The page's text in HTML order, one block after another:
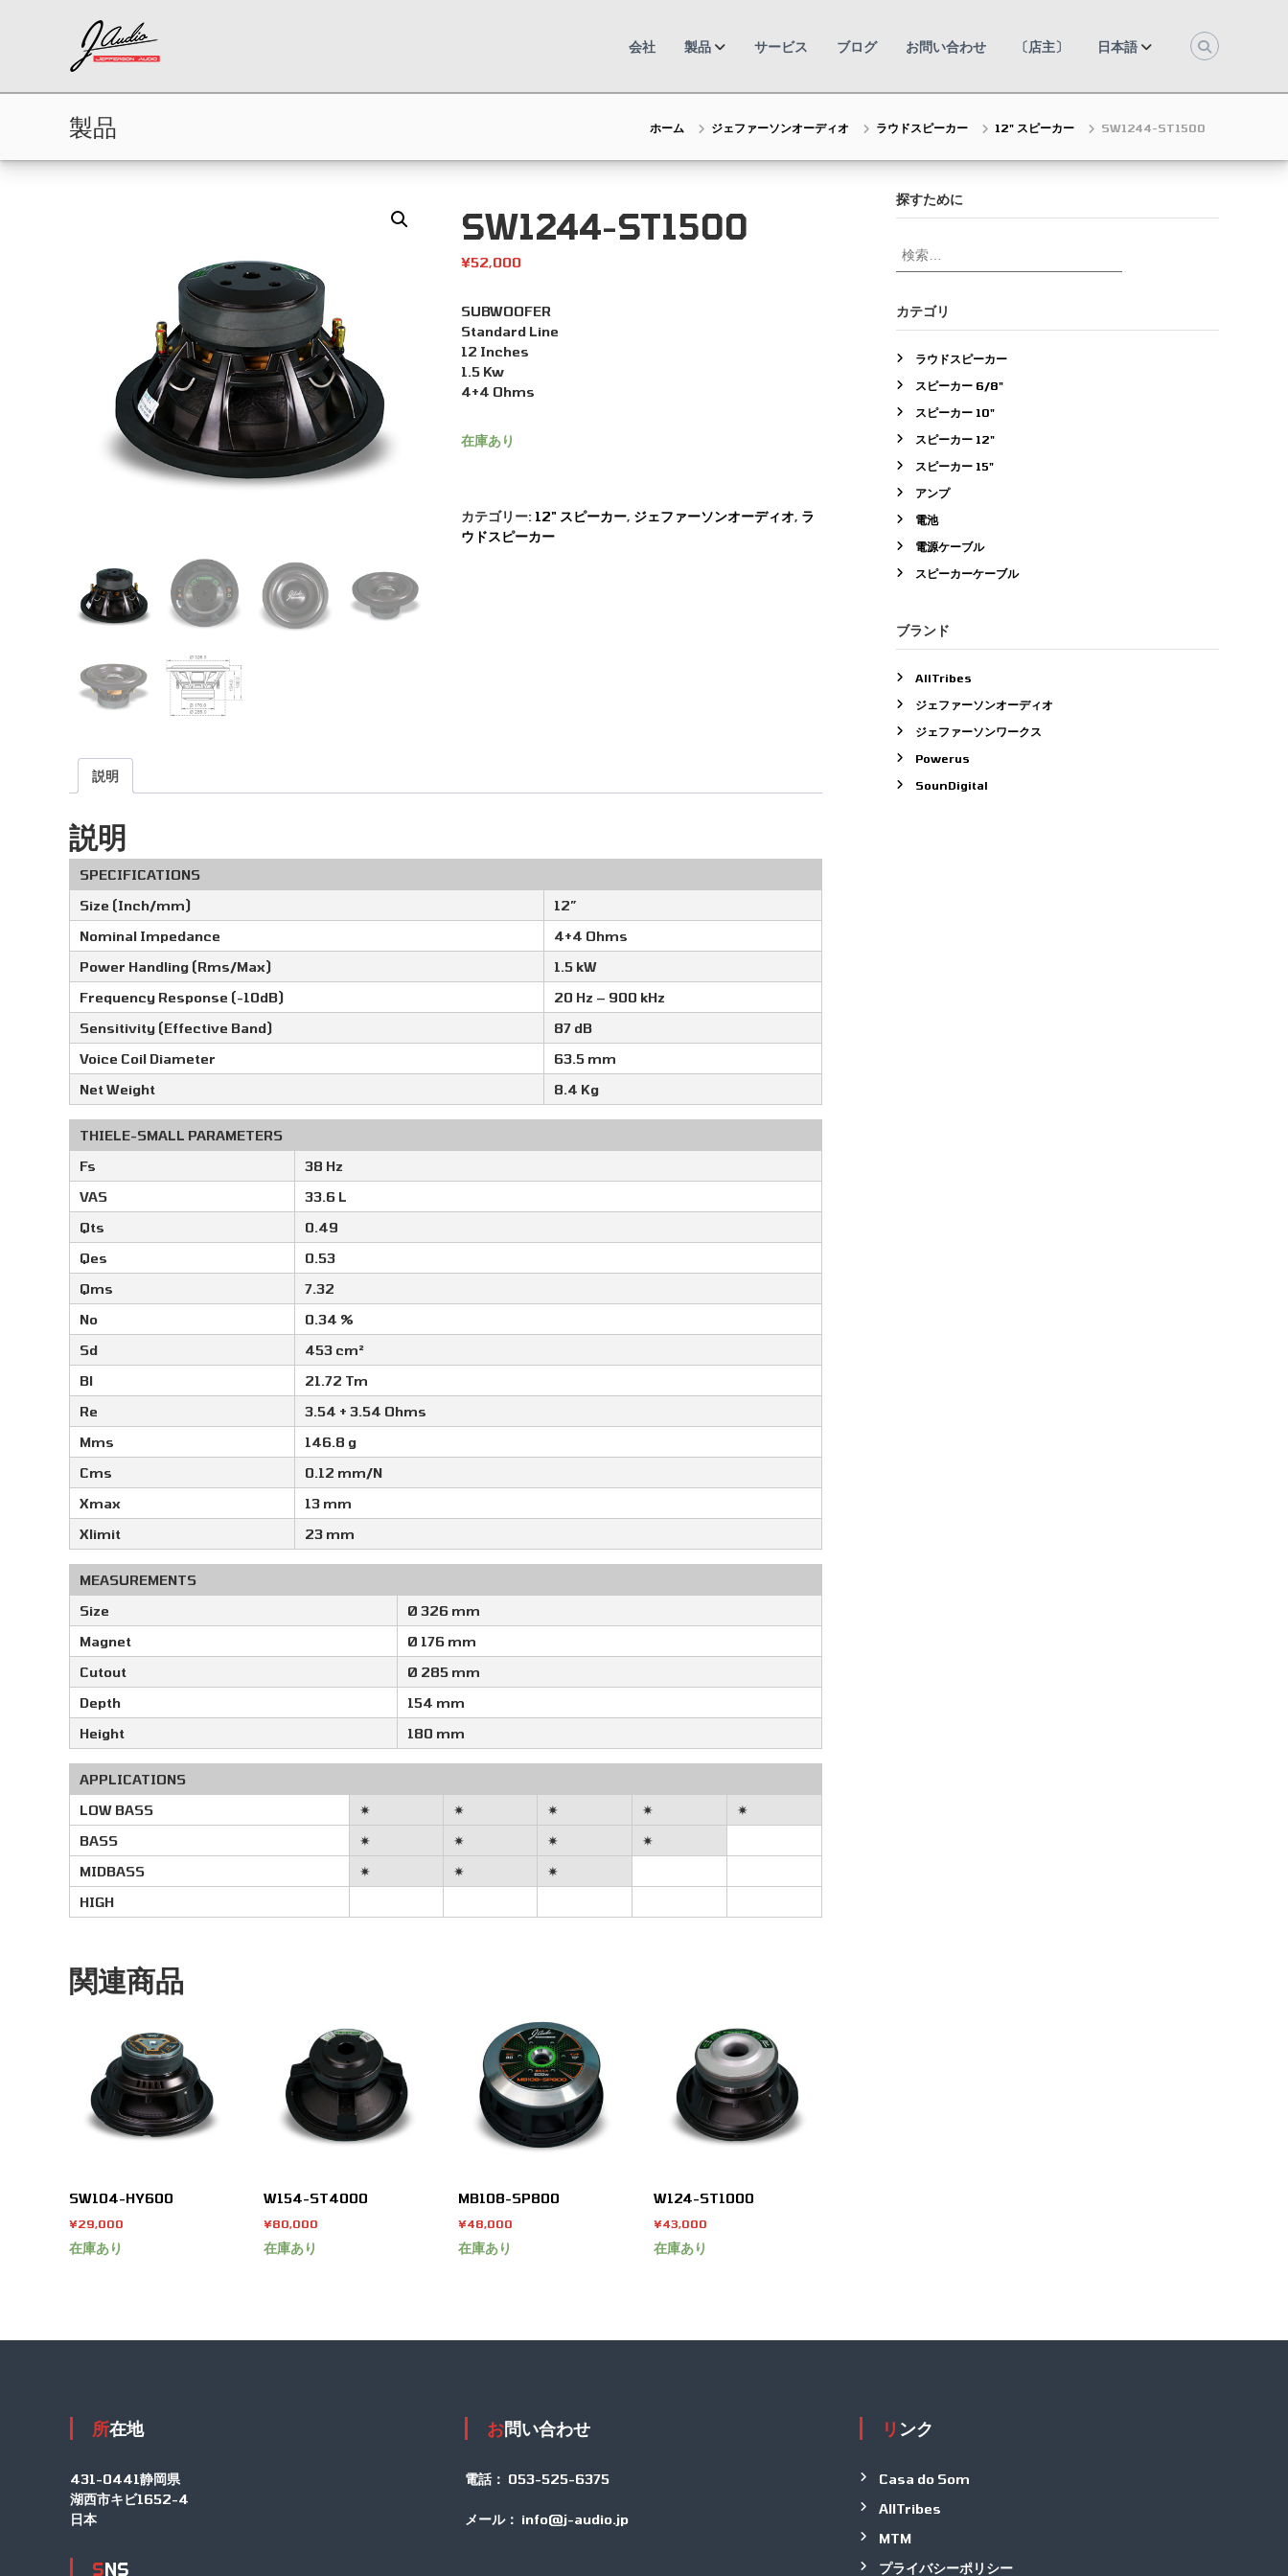
ツ
ッ
e
a
r
A
u
d
i
o
会社 製品 サービス ブログ お問い合わせ 〔店主〕 日本語
製品 ホーム ジェファーソンオーディオ ラウドスピーカー 12" スピーカー SW1244-ST1500
SW1244-ST1500
¥52,000
SUBWOOFER
Standard Line
12 Inches
1.5 Kw
4+4 Ohms
在庫あり
カテゴリー: 12" スピーカー, ジェファーソンオーディオ, ラ
ウドスピーカー
説明
説明
SPECIFICATIONS
Size (Inch/mm)
12″
Nominal Impedance
4+4 Ohms
Power Handling (Rms/Max)
1.5 kW
Frequency Response (-10dB)
20 Hz – 900 kHz
Sensitivity (Effective Band)
87 dB
Voice Coil Diameter
63.5 mm
Net Weight
8.4 Kg
THIELE-SMALL PARAMETERS
Fs
38 Hz
VAS
33.6 L
Qts
0.49
Qes
0.53
Qms
7.32
No
0.34 %
Sd
453 cm²
Bl
21.72 Tm
Re
3.54 + 3.54 Ohms
Mms
146.8 g
Cms
0.12 mm/N
Xmax
13 mm
Xlimit
23 mm
MEASUREMENTS
Size
Ø 326 mm
Magnet
Ø 176 mm
Cutout
Ø 285 mm
Depth
154 mm
Height
180 mm
APPLICATIONS
LOW BASS
✷ ✷ ✷ ✷
✷
BASS
✷ ✷ ✷
✷
MIDBASS
✷ ✷
✷
HIGH
関連商品
SW104-HY600
¥29,000
在庫あり
W154-ST4000
¥80,000
在庫あり
MB108-SP800
¥48,000
在庫あり
W124-ST1000
¥43,000
在庫あり
探すために
検
索
象
:
カテゴリ
ラウドスピーカー
スピーカー 6/8"
スピーカー 10"
スピーカー 12"
スピーカー 15"
アンプ
電池
電源ケーブル
スピーカーケーブル
ブランド
AllTribes
ジェファーソンオーディオ
ジェファーソンワークス
Powerus
SounDigital
所在地
431-0441静岡県
湖西市キビ1652-4
日本
SNS
お問い合わせ
電話： 053-525-6375
メール： info@j-audio.jp
リンク
Casa do Som
AllTribes
MTM
プライバシーポリシー